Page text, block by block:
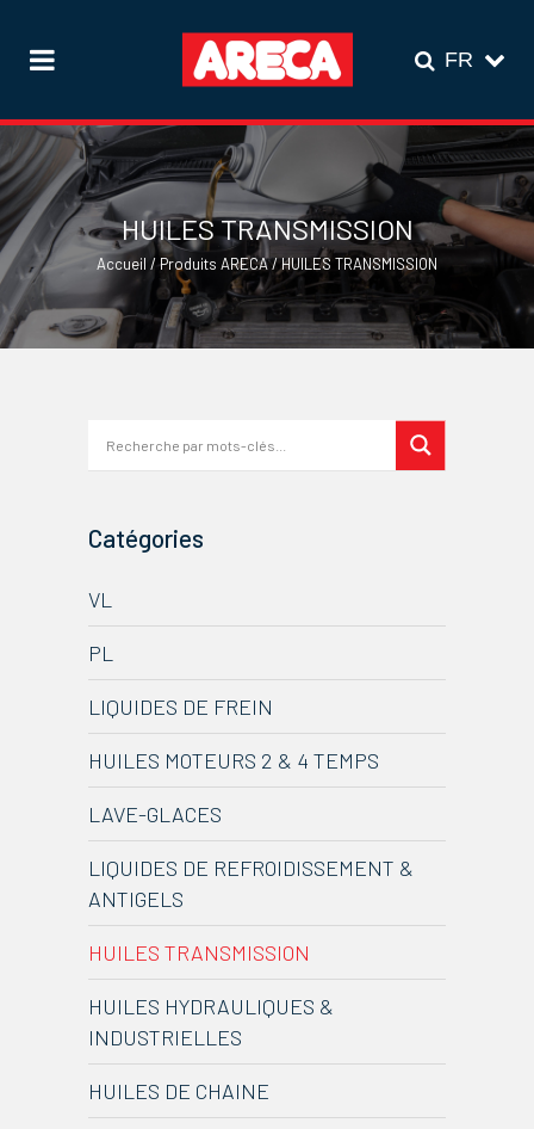
HUILES TRANSMISSION
Accueil /Produits ARECA/HUILES TRANSMISSION
Catégories
VL
PL
LIQUIDES DE FREIN
HUILES MOTEURS 2 & 4 TEMPS
LAVE-GLACES
LIQUIDES DE REFROIDISSEMENT &
ANTIGELS
HUILES TRANSMISSION
HUILES HYDRAULIQUES &
INDUSTRIELLES
HUILES DE CHAINE